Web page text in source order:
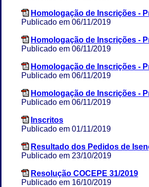
Homologação de Inscrições -
Publicado em 06/11/2019
Homologação de Inscrições -
Publicado em 06/11/2019
Homologação de Inscrições -
Publicado em 06/11/2019
Homologação de Inscrições -
Publicado em 06/11/2019
Inscritos
Publicado em 01/11/2019
Resultado dos Pedidos de
Publicado em 23/10/2019
Resolução COCEPE 31/2019
Publicado em 16/10/2019